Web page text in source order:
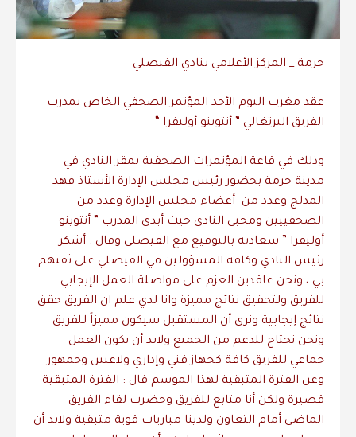
حرمة _ المركز الأعلامي بنادي الفيصلي
عقد مغرب اليوم الأحد المؤتمر الصحفي الخاص بمدرب
الفريق البرتغالي ” أنتوينو أوليفرا “
وذلك في قاعة المؤتمرات الصحفية بمقر النادي في
مدينة حرمة بحضور رئيس مجلس الإدارة الأستاذ فهد
المدلج وعدد من أعضاء مجلس الإدارة وعدد من
الصحفييين ومحبي النادي حيث أبدى المدرب ” أنتوينو
أوليفرا ” سعادته بالتوقيع مع الفيصلي وقال : أشكر
رئيس النادي وكافة المسؤولين في الفيصلي على ثقتهم
بي ، ونحن عاقدين العزم على مواصلة العمل الإيجابي
للفريق ولتحقيق نتائج مميزة وانا لدي علم ان الفريق حقق
نتائج إيجابية ونرى أن المستقبل سيكون مميزاً للفريق
ونحن نحتاج للدعم من الجميع ولابد أن يكون العمل
جماعي للفريق كافة كجهاز فني وإداري ولاعبين وجمهور
وعن الفترة المتبقية لهذا الموسم قال : الفترة المتبقية
قصيرة ولكن أنا متابع للفريق وحضرت لقاء الفريق
الماضي أمام التعاون ولدينا مباريات قوية متبقية ولابد أن